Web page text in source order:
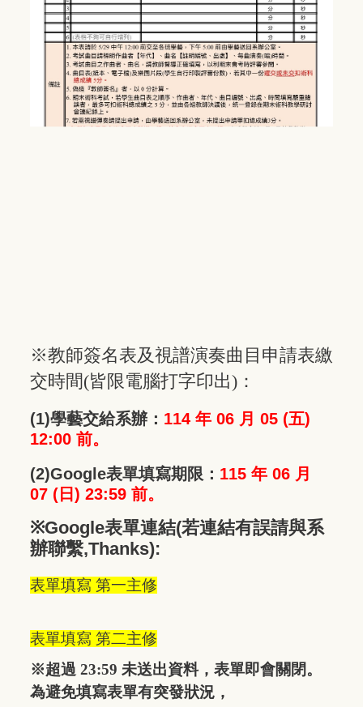
※教師簽名表及視譜演奏曲目申請表繳
交時間(皆限電腦打字印出) ：
(1)學藝交給系辦： 114 年 06 月 05 (五)
12:00 前。
(2)Google表單填寫期限： 115 年 06 月
07 (日) 23:59 前。
※Google表單連結(若連結有誤請與系
辦聯繫,Thanks):
表單填寫 第一主修
表單填寫 第二主修
※超過 23:59 未送出資料，表單即會關閉。
為避免填寫表單有突發狀況，